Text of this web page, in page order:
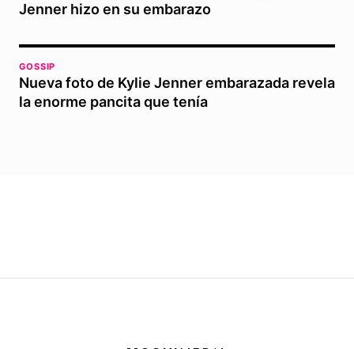
Jenner hizo en su embarazo
GOSSIP
Nueva foto de Kylie Jenner embarazada revela
la enorme pancita que tenía